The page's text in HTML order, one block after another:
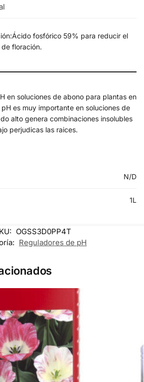
fosfórico 59% para reducir el
floración.
en soluciones de abono para plantas en
es muy importante en soluciones de
alto genera combinaciones insolubles
perjudicas las raices.
N/D
1L
OGSS3D0PP4T
Reguladores de pH